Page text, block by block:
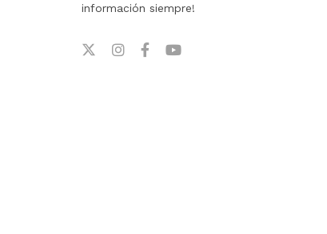
información siempre!